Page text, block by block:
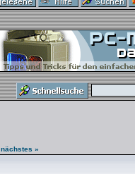
nächstes »